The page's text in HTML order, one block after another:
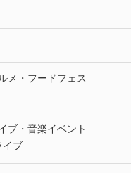
メ・フードフェス
ブ・音楽イベント
イブ